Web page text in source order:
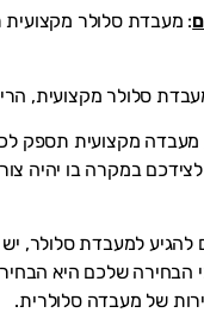
: מעבדת סלולר מקצועית
סלולר מקצועית,
מעבדה מקצועית תספק
במקרה בו יהיה
להגיע למעבדת סלולר,
שלכם היא
של מעבדה סלולרית.